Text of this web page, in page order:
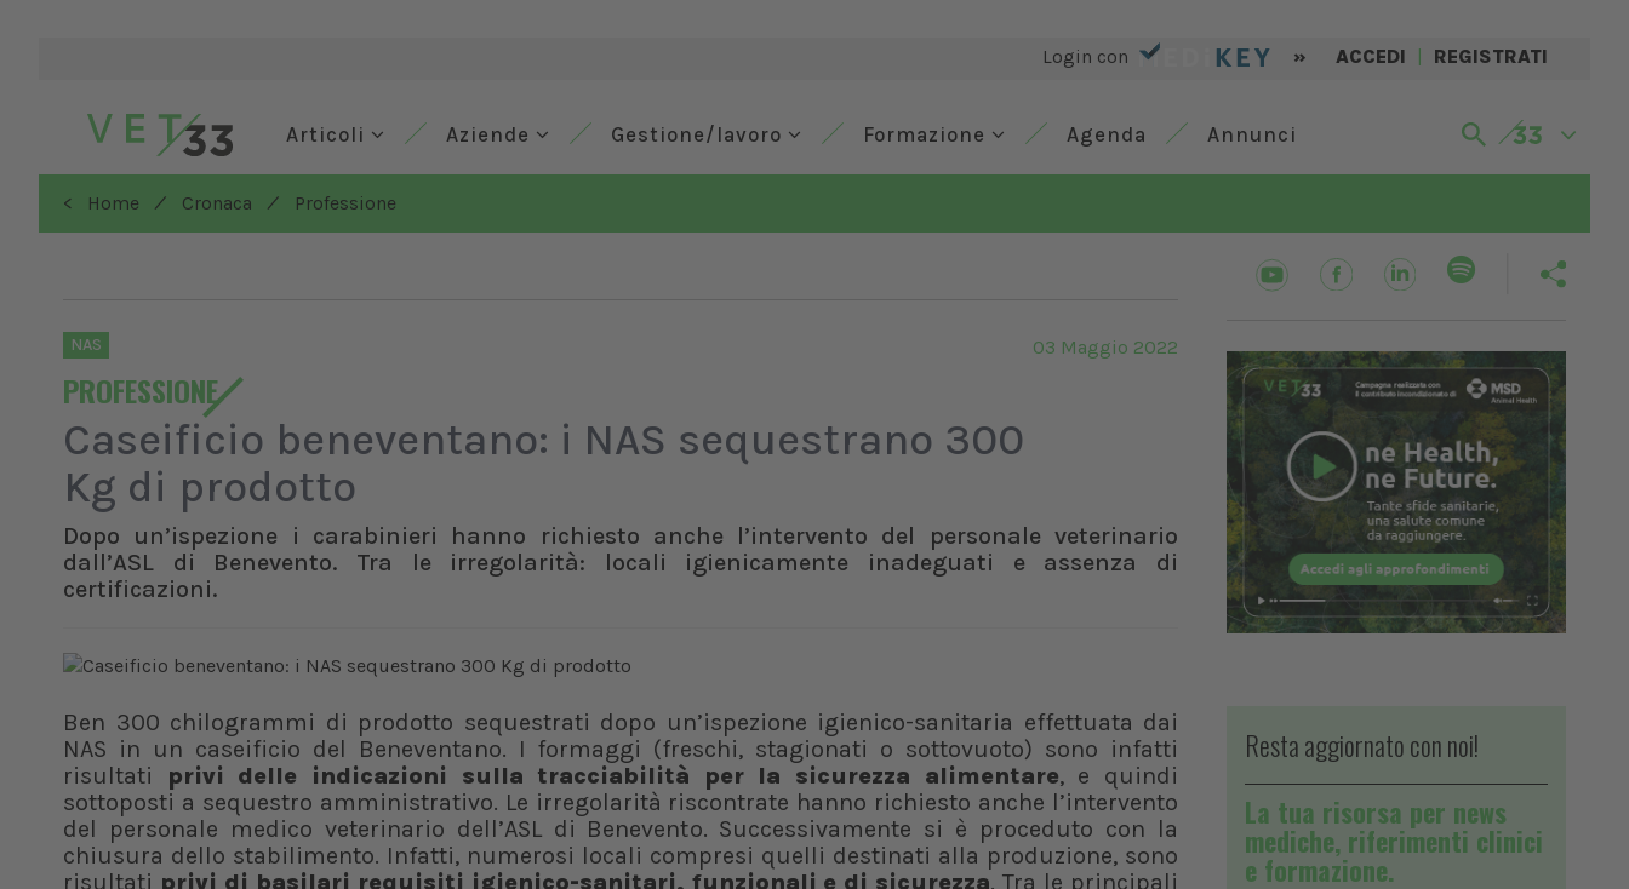
Login con » ACCEDI | REGISTRATI
Articoli Aziende Gestione/lavoro Formazione Agenda Annunci
< Home / Cronaca / Professione
NAS
PROFESSIONE
03 Maggio 2022
Caseificio beneventano: i NAS sequestrano 300
Kg di prodotto
Dopo un’ispezione i carabinieri hanno richiesto anche l’intervento del personale veterinario
dall’ASL di Benevento. Tra le irregolarità: locali igienicamente inadeguati e assenza di
certificazioni.
Ben 300 chilogrammi di prodotto sequestrati dopo un’ispezione igienico-sanitaria effettuata dai
NAS in un caseificio del Beneventano. I formaggi (freschi, stagionati o sottovuoto) sono infatti
risultati
privi delle indicazioni sulla tracciabilità per la sicurezza alimentare, e quindi
sottoposti a sequestro amministrativo. Le irregolarità riscontrate hanno richiesto anche l’intervento
del personale medico veterinario dell’ASL di Benevento. Successivamente si è proceduto con la
chiusura dello stabilimento. Infatti, numerosi locali compresi quelli destinati alla produzione, sono
risultati privi di basilari requisiti igienico-sanitari, funzionali e di sicurezza. Tra le principali
Resta aggiornato con noi!
La tua risorsa per news
mediche, riferimenti clinici
e formazione.